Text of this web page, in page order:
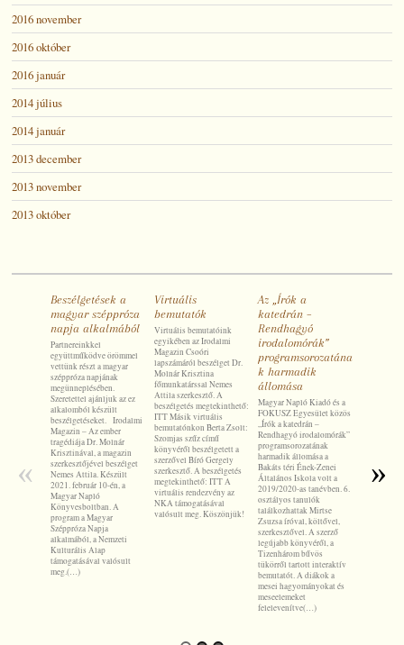
2016 november
2016 október
2016 január
2014 július
2014 január
2013 december
2013 november
2013 október
Beszélgetések a
magyar széppróza
napja alkalmából
Partnereinkkel
együttműködve örömmel
vettünk részt a magyar
széppróza napjának
megünneplésében.
Szeretettel ajánljuk az ez
alkalomból készült
beszélgetéseket. Irodalmi
Magazin – Az ember
tragédiája Dr. Molnár
Krisztinával, a magazin
szerkesztőjével beszélget
Nemes Attila. Készült
2021. február 10-én, a
Magyar Napló
Könyvesboltban. A
program a Magyar
Széppróza Napja
alkalmából, a Nemzeti
Kulturális Alap
támogatásával valósult
meg.(…)
Virtuális
bemutatók
Virtuális bemutatóink
egyikében az Irodalmi
Magazin Csoóri
lapszámáról beszélget Dr.
Molnár Krisztina
főmunkatárssal Nemes
Attila szerkesztő. A
beszélgetés megtekinthető:
ITT Másik virtuális
bemutatónkon Berta Zsolt:
Szomjas szűz című
könyvéről beszélgetett a
szerzővel Bíró Gergely
szerkesztő. A beszélgetés
megtekinthető: ITT A
virtuális rendezvény az
NKA támogatásával
valósult meg. Köszönjük!
Az „Írók a
katedrán –
Rendhagyó
irodalomórák”
programsorozatána
k harmadik
állomása
Magyar Napló Kiadó és a
FOKUSZ Egyesület közös
„Írók a katedrán –
Rendhagyó irodalomórák”
programsorozatának
harmadik állomása a
Bakáts téri Ének-Zenei
Általános Iskola volt a
2019/2020-as tanévben. 6.
osztályos tanulók
találkozhattak Mirtse
Zsuzsa íróval, költővel,
szerkesztővel. A szerző
legújabb könyvéről, a
Tizenhárom bűvös
tükörről tartott interaktív
bemutatót. A diákok a
mesei hagyományokat és
meseelemeket
felelevenítve(…)
2019/
osztályos
« »